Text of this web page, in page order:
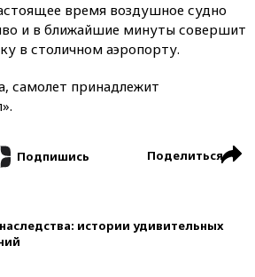
время воздушное судно
и в ближайшие минуты совершит
в столичном аэропорту.
самолет принадлежит
Подпишись Поделиться
истории удивительных